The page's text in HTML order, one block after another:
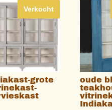
Verkocht
grote
oude